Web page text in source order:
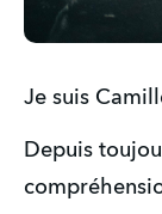
Je suis
Depuis